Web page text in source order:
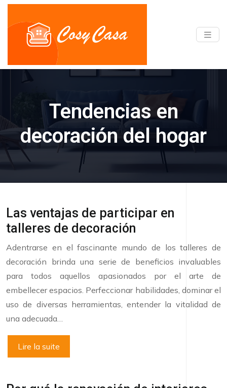
Tendencias en
decoración del hogar
Las ventajas de participar en
talleres de decoración
Adentrarse en el fascinante mundo de los talleres de
decoración brinda una serie de beneficios invaluables
para todos aquellos apasionados por el arte de
embellecer espacios. Perfeccionar habilidades, dominar el
uso de diversas herramientas, entender la vitalidad de
una adecuada…
Lire la suite